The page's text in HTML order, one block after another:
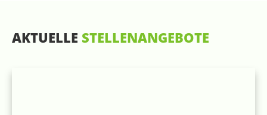
AKTUELLE STELLENANGEBOTE